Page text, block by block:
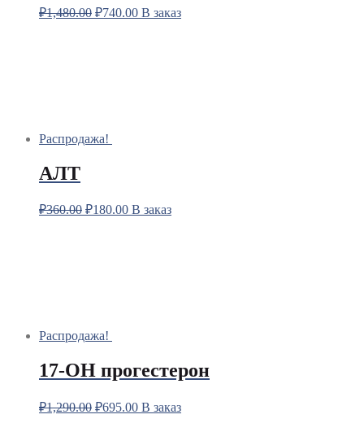
₽1,480.00 ₽740.00 В заказ
Распродажа!
АЛТ
₽360.00 ₽180.00 В заказ
Распродажа!
17-OH прогестерон
₽1,290.00 ₽695.00 В заказ